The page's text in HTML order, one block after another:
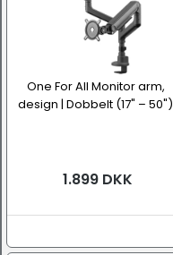
One For All Monitor arm,
design | Dobbelt (17" – 50")
1.899 DKK